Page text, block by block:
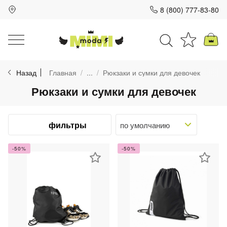
8 (800) 777-83-80
Назад Главная ... Рюкзаки и сумки для девочек
Рюкзаки и сумки для девочек
фильтры
-50% -50%
Для клиентов всех банков
Разбейте
оплатуна части
без переплат
График платежей
Сегодня